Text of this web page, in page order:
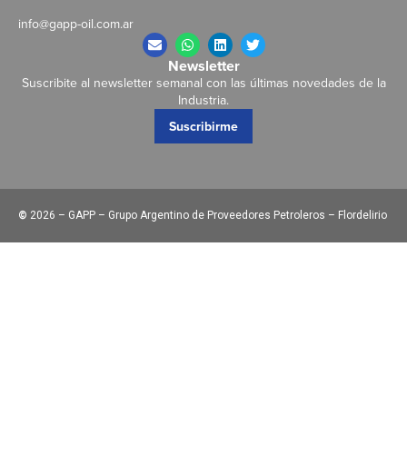
info@gapp-oil.com.ar
Newsletter
Suscribite al newsletter semanal con las últimas novedades de la
Industria.
Suscribirme
© 2026 – GAPP – Grupo Argentino de Proveedores Petroleros – Flordelirio